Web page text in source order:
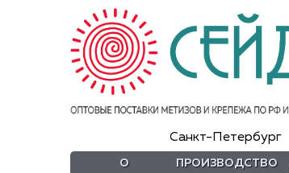
Санкт-Петербург
О
ПРОИЗВОДСТВО
компании
Производство
Доставка